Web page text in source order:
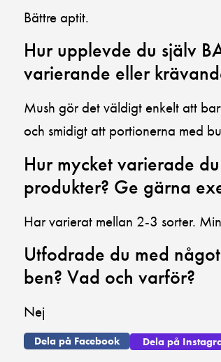
Bättre aptit.
Hur upplevde du själv
varierande eller
Mush gör det väldigt enkelt att
och smidigt att portionerna med
Hur mycket varierade
produkter? Ge gärna
Har varierat mellan 2-3 sorter.
Utfodrade du med
ben? Vad och varför?
Nej
Dela på Facebook Dela på